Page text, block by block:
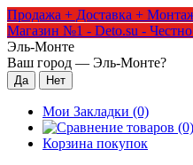
Продажа + Доставка +
Магазин №1 - Deto.su -
Эль-Монте
Ваш город — Эль-Монте?
Мои Закладки (0)
Корзина покупок